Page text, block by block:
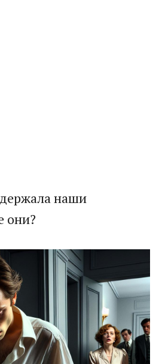
наши
они?